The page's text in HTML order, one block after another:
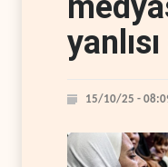
yanlısı
15/10/25 -